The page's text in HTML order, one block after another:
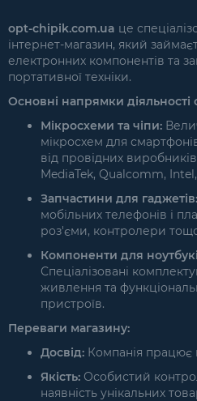
opt-chipik.com.ua це
інтернет-магазин, який
електронних компонентів та
портативної техніки.
Основні напрямки діяльності
Мікросхеми та чіпи:
мікросхем для
від провідних
MediaTek, Qualcomm,
Запчастини для гаджетів:
мобільних телефонів і
роз'єми, контролери
Компоненти для
Спеціалізовані
живлення та
пристроїв.
Переваги магазину:
Досвід: Компанія працює
Якість: Особистий
наявність унікальних